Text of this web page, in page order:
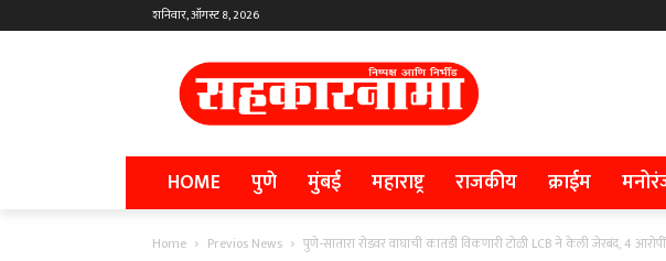
शनिवार, ऑगस्ट 8, 2026
HOME पुणे मुंबई महाराष्ट्र राजकीय क्राईम
Home Previos News पुणे-सातारा रोडवर वाघाची कातडी विकणारी टोळी LCB ने केली जेरबंद, 4